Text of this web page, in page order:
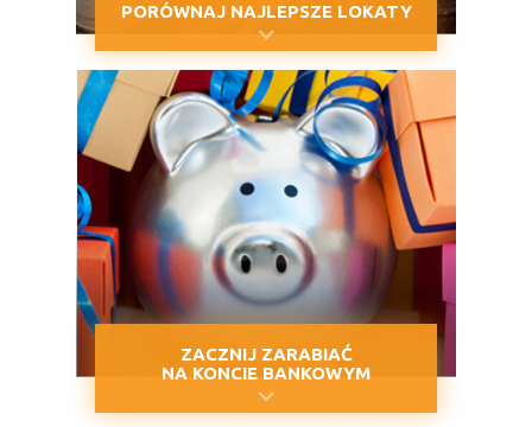
PORÓWNAJ NAJLEPSZE LOKATY
ZACZNIJ ZARABIAĆ
NA KONCIE BANKOWYM